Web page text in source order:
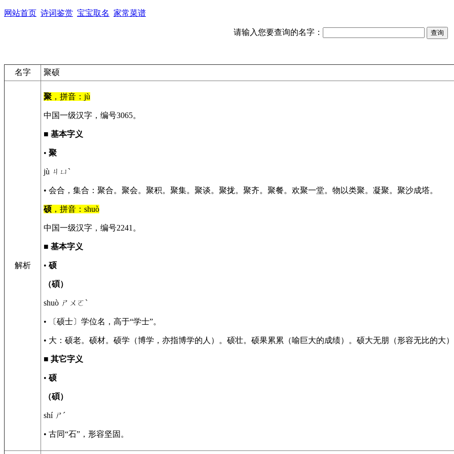
网站首页 诗词鉴赏 宝宝取名 家常菜谱
请输入您要查询的名字：
名字 聚硕
解析
聚 ，拼音：jù
中国一级汉字，编号3065。
■ 基本字义
• 聚
jù ㄐㄩˋ
• 会合，集合：聚合。聚会。聚积。聚集。聚谈。聚拢。聚齐。聚餐。欢聚一堂。物以类聚。凝聚。聚沙成塔。
硕 ，拼音：shuò
中国一级汉字，编号2241。
■ 基本字义
• 硕
（碩）
shuò ㄕㄨㄛˋ
• 〔硕士〕学位名，高于“学士”。
• 大：硕老。硕材。硕学（博学，亦指博学的人）。硕壮。硕果累累（喻巨大的成绩）。硕大无朋（形容无比的大
■ 其它字义
• 硕
（碩）
shí ㄕˊ
• 古同“石”，形容坚固。